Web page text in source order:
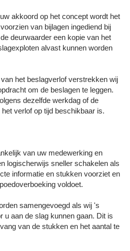
akkoord op het concept wordt het
van bijlagen ingediend bij
deurwaarder een kopie van het
alvast kunnen worden
het beslagverlof verstrekken wij
om de beslagen te leggen.
dezelfde werkdag of de
verlof op tijd beschikbaar is.
van uw medewerking en
logischerwijs sneller schakelen als
informatie en stukken voorziet en
voldoet.
samengevoegd als wij 's
u aan de slag kunnen gaan. Dit is
van de stukken en het aantal te